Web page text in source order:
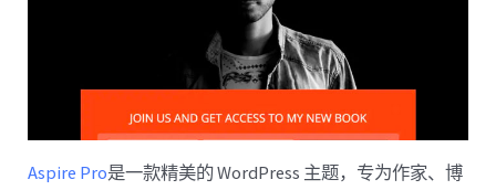
Aspire Pro是一款精美的 WordPress 主题，专为作家、博